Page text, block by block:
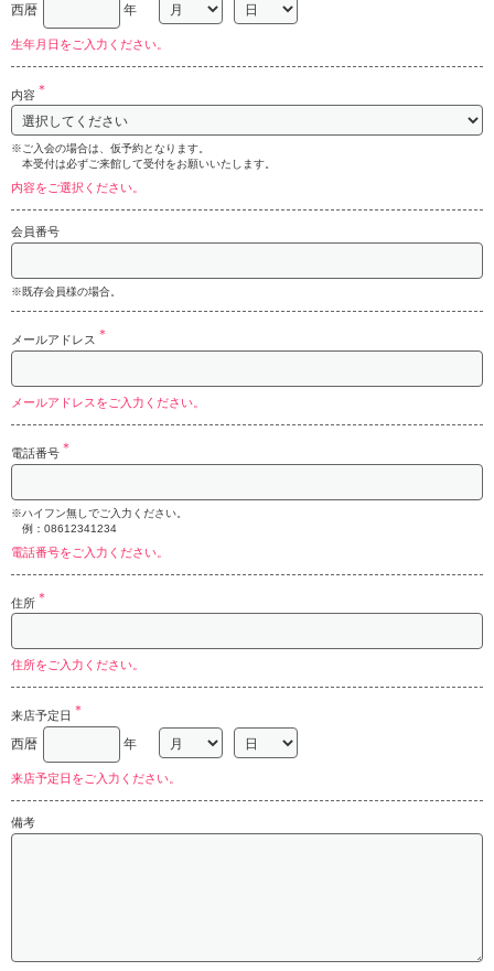
西暦 年
生年月日をご入力ください。
内容 ＊
※ご入会の場合は、仮予約となります。
本受付は必ずご来館して受付をお願いいたします。
内容をご選択ください。
会員番号
※既存会員様の場合。
メールアドレス ＊
メールアドレスをご入力ください。
電話番号 ＊
※ハイフン無しでご入力ください。
例：08612341234
電話番号をご入力ください。
住所 ＊
住所をご入力ください。
来店予定日 ＊
西暦 年
来店予定日をご入力ください。
備考